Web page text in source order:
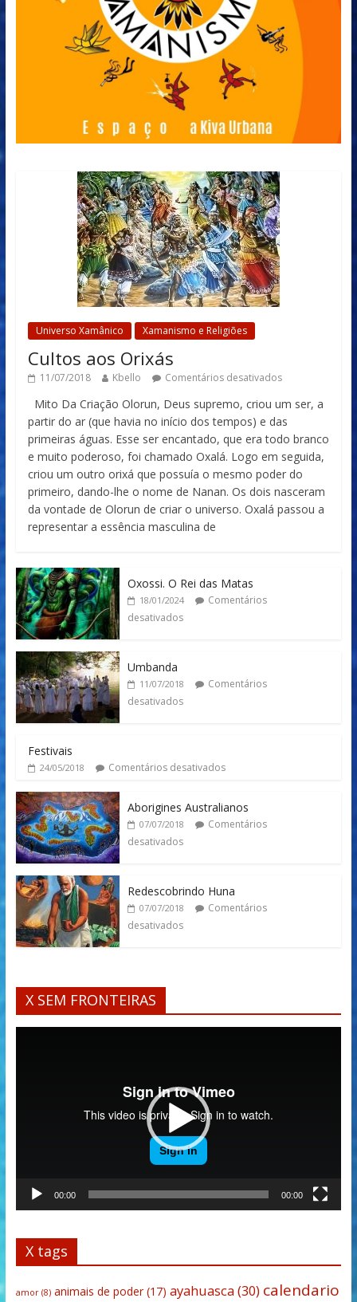
Universo Xamânico Xamanismo e Religiões
Cultos aos Orixás
11/07/2018 Kbello Comentários desativados
Mito Da Criação Olorun, Deus supremo, criou um ser, a
partir do ar (que havia no início dos tempos) e das
primeiras águas. Esse ser encantado, que era todo branco
e muito poderoso, foi chamado Oxalá. Logo em seguida,
criou um outro orixá que possuía o mesmo poder do
primeiro, dando-lhe o nome de Nanan. Os dois nasceram
da vontade de Olorun de criar o universo. Oxalá passou a
representar a essência masculina de
Oxossi. O Rei das Matas
18/01/2024
Comentários
desativados
Umbanda
11/07/2018
Comentários
desativados
Festivais
24/05/2018 Comentários desativados
Aborigines Australianos
07/07/2018
Comentários
desativados
Redescobrindo Huna
07/07/2018
Comentários
desativados
X SEM FRONTEIRAS
00:00 00:00
X tags
amor(8) animais de poder(17) ayahuasca(30) calendario